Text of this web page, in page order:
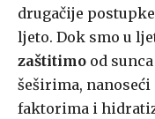
drugačije
ljeto. Dok smo u
zaštitimo od
šeširima,
faktorima i